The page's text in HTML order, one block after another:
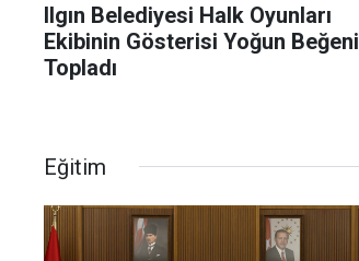
Ilgın Belediyesi Halk Oyunları
Ekibinin Gösterisi Yoğun Beğeni
Topladı
Eğitim